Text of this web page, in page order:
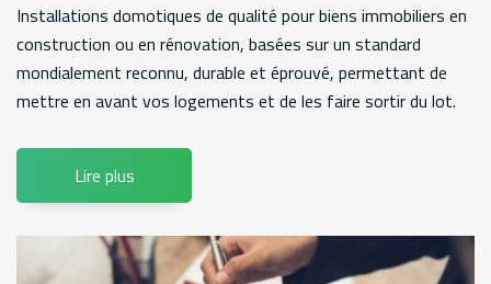
Installations domotiques de qualité pour biens immobiliers en
construction ou en rénovation, basées sur un standard
mondialement reconnu, durable et éprouvé, permettant de
mettre en avant vos logements et de les faire sortir du lot.
Lire plus